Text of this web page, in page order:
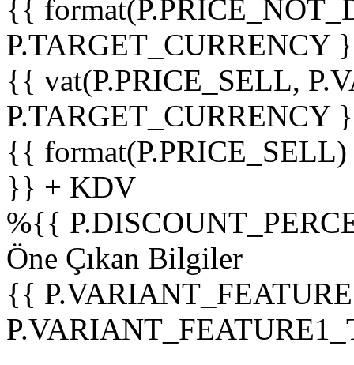
{{
P.TARGET_CURRENCY
{{ vat(P.PRICE_SELL,
P.TARGET_CURRENCY
{{
}} + KDV
%{{
Öne Çıkan Bilgiler
{{